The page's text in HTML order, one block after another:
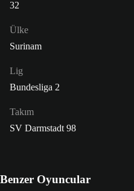
32
Ülke
Surinam
Lig
Bundesliga 2
Takım
SV Darmstadt 98
Benzer Oyuncular